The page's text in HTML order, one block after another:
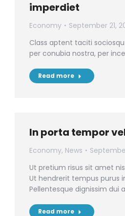
imperdiet
Economy
September 21,
Class aptent taciti
per conubia nostra, per
Read more
In porta tempor
Economy, News
Ut pretium risus sit amet
Ut hendrerit tempus purus
Pellentesque dignissim dui
Read more